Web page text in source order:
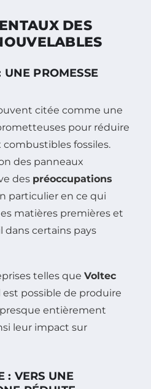
DES
UNE PROMESSE
citée comme une
pour réduire
fossiles.
des panneaux
des préoccupations
particulier en ce qui
matières premières et
dans certains pays
telles que Voltec
possible de produire
entièrement
leur impact sur
: VERS UNE